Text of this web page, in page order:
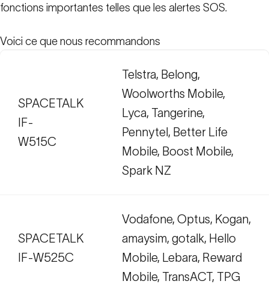
fonctions importantes telles que les alertes SOS.
Voici ce que nous recommandons
SPACETALK
IF-
W515C
Telstra, Belong,
Woolworths Mobile,
Lyca, Tangerine,
Pennytel, Better Life
Mobile, Boost Mobile,
Spark NZ
SPACETALK
IF-W525C
Vodafone, Optus, Kogan,
amaysim, gotalk, Hello
Mobile, Lebara, Reward
Mobile, TransACT, TPG